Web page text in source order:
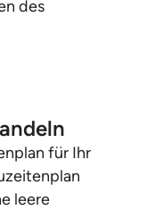
des
für Ihr
leere